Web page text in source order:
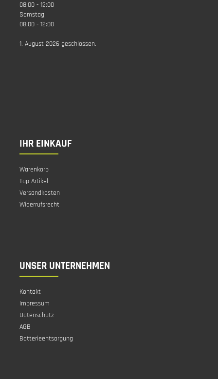
08:00 - 12:00
Samstag
08:00 - 12:00
1. August 2026 geschlossen.
IHR EINKAUF
Warenkorb
Top Artikel
Versandkosten
Widerrufsrecht
UNSER UNTERNEHMEN
Kontakt
Impressum
Datenschutz
AGB
Batterieentsorgung